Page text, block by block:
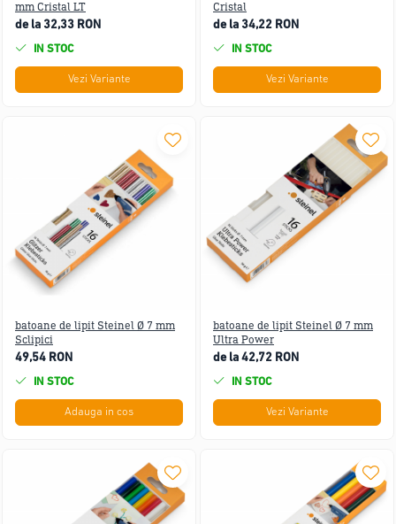
mm Cristal LT
de la 32,33 RON
IN STOC
Vezi Variante
Cristal
de la 34,22 RON
IN STOC
Vezi Variante
batoane de lipit Steinel Ø 7 mm
Sclipici
49,54 RON
IN STOC
Adauga in cos
batoane de lipit Steinel Ø 7 mm
Ultra Power
de la 42,72 RON
IN STOC
Vezi Variante